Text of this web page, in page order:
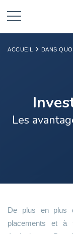
ACCUEIL DANS
Les
De plus en plus
placements et à